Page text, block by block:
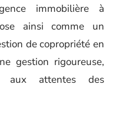
immobilière à
ainsi comme un
de copropriété en
gestion rigoureuse,
aux attentes des